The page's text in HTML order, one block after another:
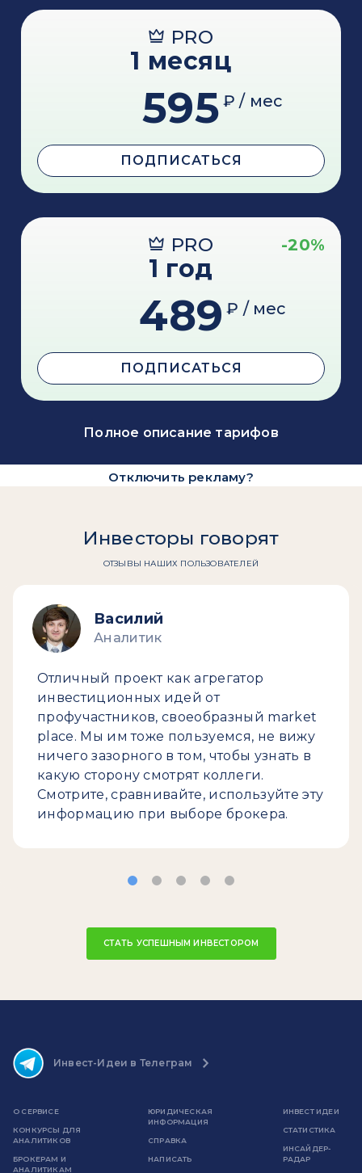
PRO
1 месяц
595 ₽ / мес
ПОДПИСАТЬСЯ
PRO -20%
1 год
489 ₽ / мес
ПОДПИСАТЬСЯ
Полное описание тарифов
Отключить рекламу?
Инвесторы говорят
ОТЗЫВЫ НАШИХ ПОЛЬЗОВАТЕЛЕЙ
Василий
Аналитик
Отличный проект как агрегатор
инвестиционных идей от
профучастников, своеобразный market
place. Мы им тоже пользуемся, не вижу
ничего зазорного в том, чтобы узнать в
какую сторону смотрят коллеги.
Смотрите, сравнивайте, используйте эту
информацию при выборе брокера.
СТАТЬ УСПЕШНЫМ ИНВЕСТОРОМ
Инвест-Идеи в Телеграм
О СЕРВИСЕ
КОНКУРСЫ ДЛЯ
АНАЛИТИКОВ
БРОКЕРАМ И
АНАЛИТИКАМ
ЮРИДИЧЕСКАЯ
ИНФОРМАЦИЯ
СПРАВКА
НАПИСАТЬ
ИНВЕСТ ИДЕИ
СТАТИСТИКА
ИНСАЙДЕР-
РАДАР